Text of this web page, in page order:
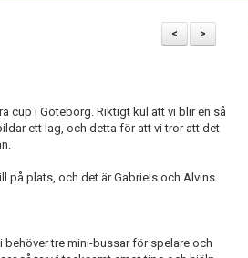
>
<
cup i Göteborg. Riktigt kul att vi blir en så
ett lag, och detta för att vi tror att det
på plats, och det är Gabriels och Alvins
tre mini-bussar för spelare och